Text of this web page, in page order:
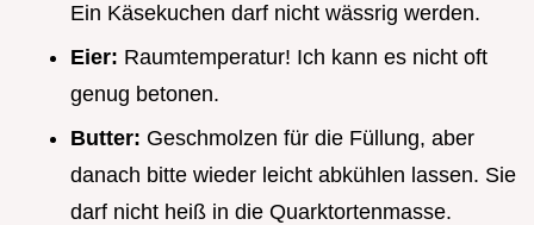
Ein Käsekuchen darf nicht wässrig werden.
Eier: Raumtemperatur! Ich kann es nicht oft
genug betonen.
Butter: Geschmolzen für die Füllung, aber
danach bitte wieder leicht abkühlen lassen. Sie
darf nicht heiß in die Quarktortenmasse.